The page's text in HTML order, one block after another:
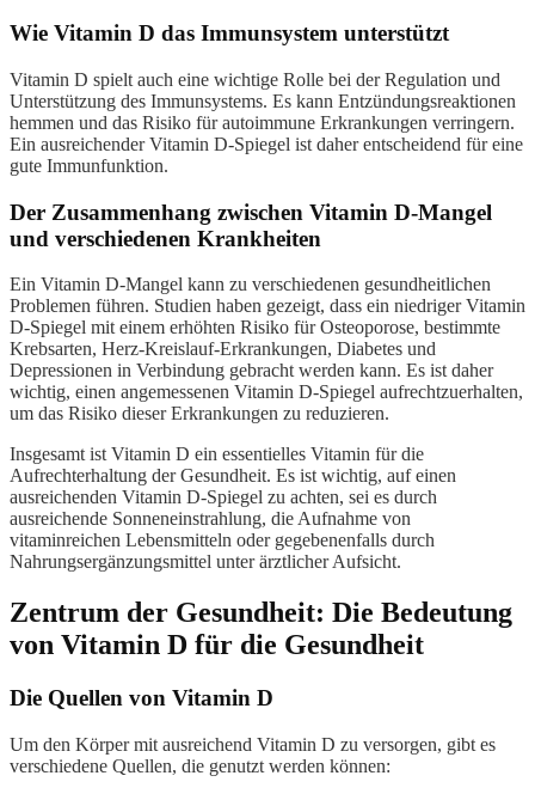
Wie Vitamin D das Immunsystem unterstützt
Vitamin D spielt auch eine wichtige Rolle bei der Regulation und
Unterstützung des Immunsystems. Es kann Entzündungsreaktionen
hemmen und das Risiko für autoimmune Erkrankungen verringern.
Ein ausreichender Vitamin D-Spiegel ist daher entscheidend für eine
gute Immunfunktion.
Der Zusammenhang zwischen Vitamin D-Mangel
und verschiedenen Krankheiten
Ein Vitamin D-Mangel kann zu verschiedenen gesundheitlichen
Problemen führen. Studien haben gezeigt, dass ein niedriger Vitamin
D-Spiegel mit einem erhöhten Risiko für Osteoporose, bestimmte
Krebsarten, Herz-Kreislauf-Erkrankungen, Diabetes und
Depressionen in Verbindung gebracht werden kann. Es ist daher
wichtig, einen angemessenen Vitamin D-Spiegel aufrechtzuerhalten,
um das Risiko dieser Erkrankungen zu reduzieren.
Insgesamt ist Vitamin D ein essentielles Vitamin für die
Aufrechterhaltung der Gesundheit. Es ist wichtig, auf einen
ausreichenden Vitamin D-Spiegel zu achten, sei es durch
ausreichende Sonneneinstrahlung, die Aufnahme von
vitaminreichen Lebensmitteln oder gegebenenfalls durch
Nahrungsergänzungsmittel unter ärztlicher Aufsicht.
Zentrum der Gesundheit: Die Bedeutung
von Vitamin D für die Gesundheit
Die Quellen von Vitamin D
Um den Körper mit ausreichend Vitamin D zu versorgen, gibt es
verschiedene Quellen, die genutzt werden können: